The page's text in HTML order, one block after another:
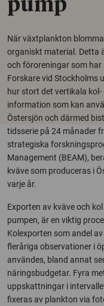
pump
När växtplankton
organiskt material. Detta
och föroreningar som har
Forskare vid Stockholms
hur stort det vertikala
information som kan
Östersjön och därmed
tidsserie på 24 månader
strategiska
Management (BEAM),
kväve som produceras i
varje år.
Exporten av kväve och
pumpen, är en viktig
Kolexporten som andel
fleråriga observationer i
användes, bland annat
näringsbudgetar. Fyra
uppskattningar i
fixeras av plankton via